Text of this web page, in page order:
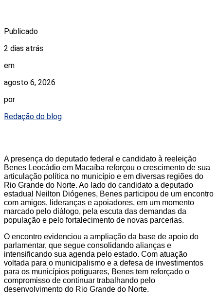
Publicado
2 dias atrás
em
agosto 6, 2026
por
Redação do blog
A presença do deputado federal e candidato à reeleição
Benes Leocádio em Macaíba reforçou o crescimento de sua
articulação política no município e em diversas regiões do
Rio Grande do Norte. Ao lado do candidato a deputado
estadual Neilton Diógenes, Benes participou de um encontro
com amigos, lideranças e apoiadores, em um momento
marcado pelo diálogo, pela escuta das demandas da
população e pelo fortalecimento de novas parcerias.
O encontro evidenciou a ampliação da base de apoio do
parlamentar, que segue consolidando alianças e
intensificando sua agenda pelo estado. Com atuação
voltada para o municipalismo e a defesa de investimentos
para os municípios potiguares, Benes tem reforçado o
compromisso de continuar trabalhando pelo
desenvolvimento do Rio Grande do Norte.